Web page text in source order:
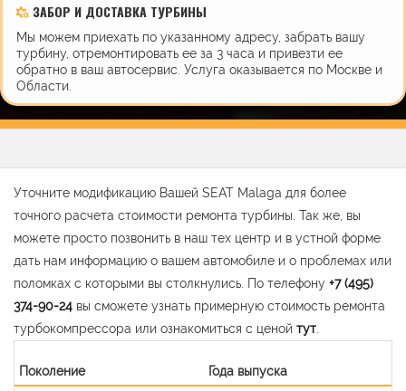
ЗАБОР И ДОСТАВКА ТУРБИНЫ
Мы можем приехать по указанному адресу, забрать вашу
турбину, отремонтировать ее за 3 часа и привезти ее
обратно в ваш автосервис. Услуга оказывается по Москве и
Области.
Уточните модификацию Вашей SEAT Malaga для более
точного расчета стоимости ремонта турбины. Так же, вы
можете просто позвонить в наш тех центр и в устной форме
дать нам информацию о вашем автомобиле и о проблемах или
поломках с которыми вы столкнулись. По телефону +7 (495)
374-90-24 вы сможете узнать примерную стоимость ремонта
турбокомпрессора или ознакомиться с ценой тут
Поколение
Года выпуска